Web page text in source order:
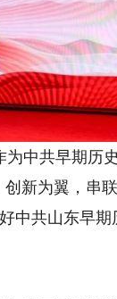
中共早期历
新为翼，串
中共山东早